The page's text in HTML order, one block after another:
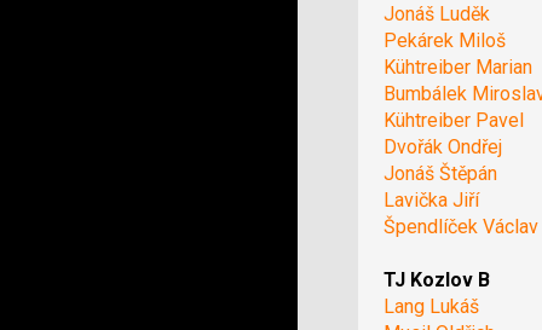
Jonáš Luděk
Pekárek Miloš
Kühtreiber Marian
Bumbálek
Kühtreiber Pavel
Dvořák Ondřej
Jonáš Štěpán
Lavička Jiří
Špendlíček Václav
TJ Kozlov B
Lang Lukáš